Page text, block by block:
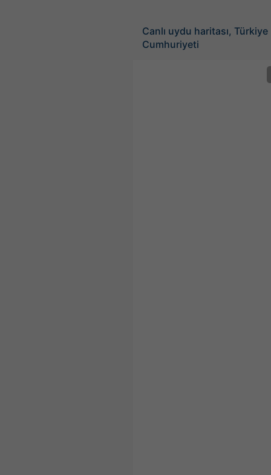
Canlı uydu haritası, Türkiye
Cumhuriyeti